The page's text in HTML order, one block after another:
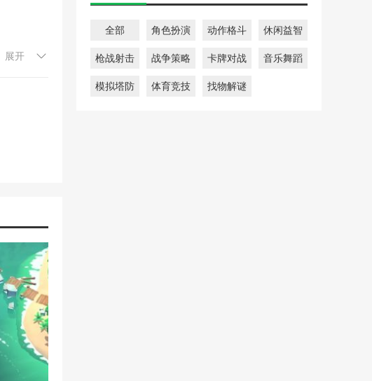
展开
全部 角色扮演 动作格斗 休闲益智
枪战射击 战争策略 卡牌对战 音乐舞蹈
模拟塔防 体育竞技 找物解谜